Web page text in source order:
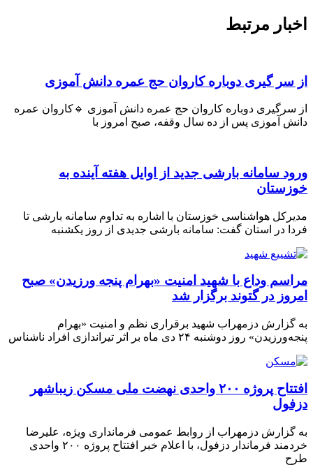
مرتبط
سر گیری دوباره کاروان حج عمره دانش آموزی
سرگیری دوباره کاروان حج عمره دانش آموزی 🔹کاروان عمره
آموزی پس از ده سال وقفه، صبح امروز با
سامانه بارشی جدید از اوایل هفته آینده به
هواشناسی خوزستان با اشاره به تداوم سامانه بارشی تا
در استان گفت: سامانه بارشی جدیدی از روز یکشنبه
وداع با شهید امنیت «بهرام پنجه ورزیدن» صبح
در گتوند برگزار شد
گزارش دزمهراب شهید برقراری نظم و امنیت «بهرام
روز دوشنبه ۲۴ دی ماه بر اثر تیراندازی افراد ناشناس
افتتاح پروژه ۲۰۰ واحدی نهضت ملی مسکن زیباشهر
گزارش دزمهراب از روابط عمومی فرمانداری ویژه، علیرضا
خردمند فرماندار دزفول، با اعلام خبر افتتاح پروژه ۲۰۰ واحدی